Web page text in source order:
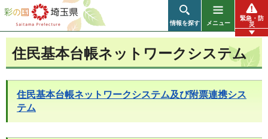
彩の国 埼玉県
情報を探す メニュー
緊急・防
災
住民基本台帳ネットワークシステム
住民基本台帳ネットワークシステム及び附票連携シス
テム